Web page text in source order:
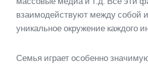
взаимодействуют между собой
уникальное окружение каждого
Семья играет особенно